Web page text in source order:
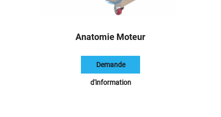
Anatomie Moteur
Demande
d'information